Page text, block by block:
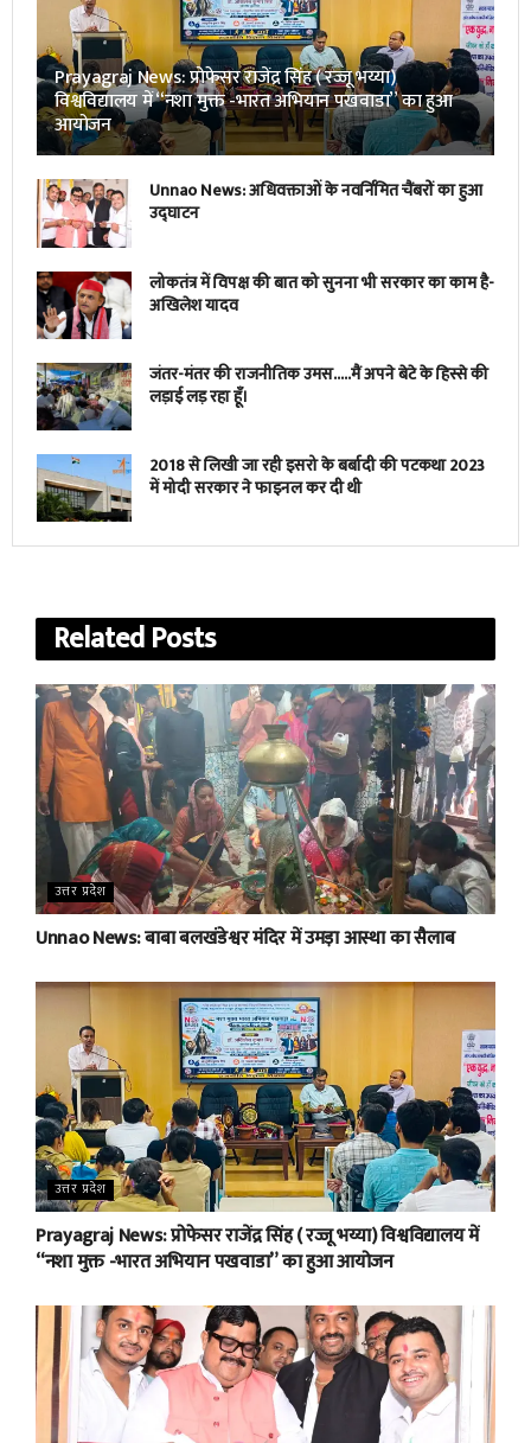
Prayagraj News: प्रोफेसर राजेंद्र सिंह ( रज्जू भय्या)
विश्वविद्यालय में “नशा मुक्त -भारत अभियान पखवाडा” का हुआ
आयोजन
Unnao News: अधिवक्ताओं के नवर्निमित चैंबरों का हुआ
उद्घाटन
लोकतंत्र में विपक्ष की बात को सुनना भी सरकार का काम है-
अखिलेश यादव
जंतर-मंतर की राजनीतिक उमस…..मैं अपने बेटे के हिस्से की
लड़ाई लड़ रहा हूँ।
2018 से लिखी जा रही इसरो के बर्बादी की पटकथा 2023
में मोदी सरकार ने फाइनल कर दी थी
RelatedPosts
उत्तर प्रदेश
Unnao News: बाबा बलखंडेश्वर मंदिर में उमड़ा आस्था का सैलाब
उत्तर प्रदेश
Prayagraj News: प्रोफेसर राजेंद्र सिंह ( रज्जू भय्या) विश्वविद्यालय में
“नशा मुक्त -भारत अभियान पखवाडा” का हुआ आयोजन